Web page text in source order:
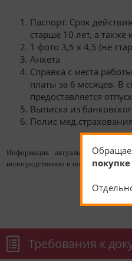
Паспорт. Срок
старше 10 лет, а также
1 фото 3,5 x 4,5 (не
Анкета
Справка с места
платы за 6 месяцев. В
предоставляется
Выписка из
Полис мед.страхования
Информация актуальна на
непосредственно в посольстве.
Требования к
покупке